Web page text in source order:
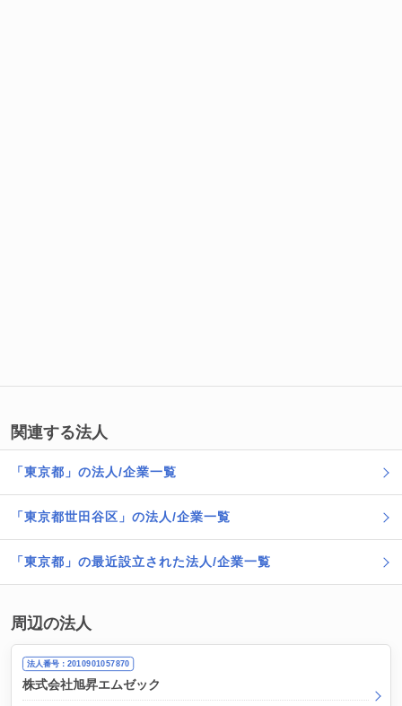
関連する法人
「東京都」の法人/企業一覧
「東京都世田谷区」の法人/企業一覧
「東京都」の最近設立された法人/企業一覧
周辺の法人
法人番号：2010901057870
株式会社旭昇エムゼック